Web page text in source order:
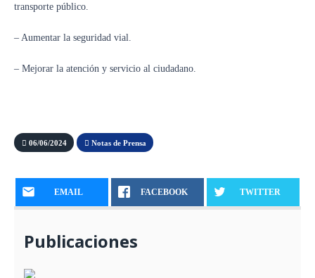
transporte público.
– Aumentar la seguridad vial.
– Mejorar la atención y servicio al ciudadano.
06/06/2024 Notas de Prensa
EMAIL FACEBOOK TWITTER
Publicaciones